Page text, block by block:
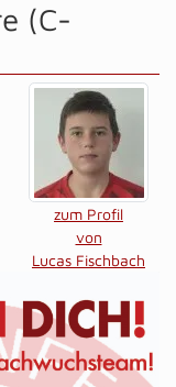
(C-
zum Profil
von
Lucas Fischbach